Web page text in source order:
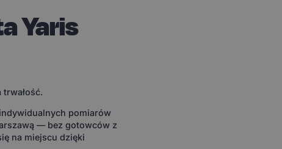
Yaris
pomiarów
— bez gotowców z
na miejscu dzięki